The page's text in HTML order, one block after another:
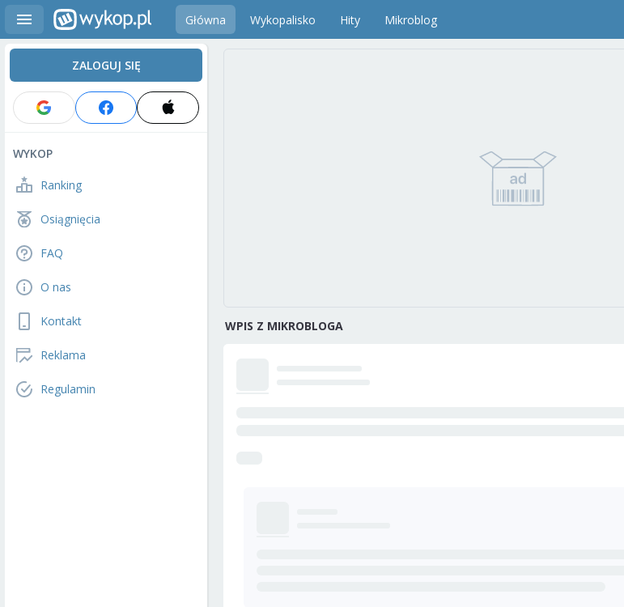
Główna Wykopalisko Hity Mikroblog
ZALOGUJ SIĘ
WYKOP
Ranking
Osiągnięcia
FAQ
O nas
Kontakt
Reklama
Regulamin
WPIS Z MIKROBLOGA